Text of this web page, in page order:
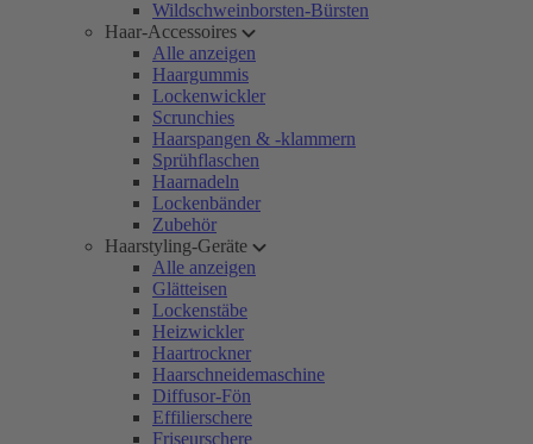
Wildschweinborsten-Bürsten
Haar-Accessoires
Alle anzeigen
Haargummis
Lockenwickler
Scrunchies
Haarspangen & -klammern
Sprühflaschen
Haarnadeln
Lockenbänder
Zubehör
Haarstyling-Geräte
Alle anzeigen
Glätteisen
Lockenstäbe
Heizwickler
Haartrockner
Haarschneidemaschine
Diffusor-Fön
Effilierschere
Friseurschere